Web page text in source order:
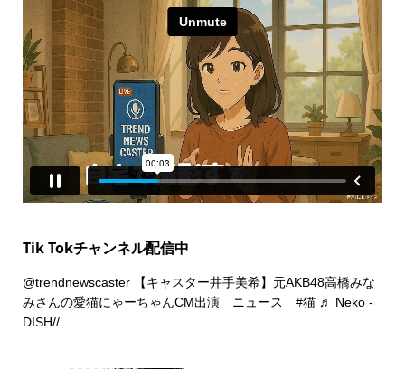
Tik Tokチャンネル配信中
@trendnewscaster【キャスター井手美希】元AKB48高橋みな
みさんの愛猫にゃーちゃんCM出演 ニュース #猫 ♬ Neko -
DISH//